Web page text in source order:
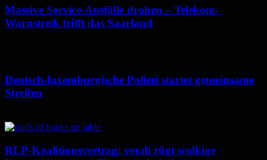
Massive Service-Ausfälle drohen – Telekom-
Warnstreik trifft das Saarland
Deutsch-luxemburgische Polizei startet gemeinsame
Streifen
RLP-Koalitionsvertrag: ver.di rügt wolkige